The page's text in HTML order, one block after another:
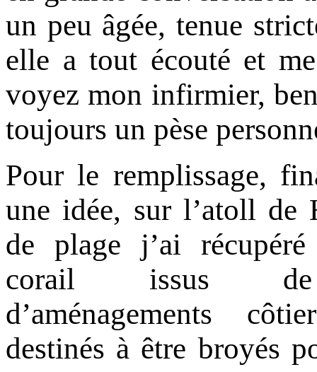
un peu âgée, tenue
elle a tout écouté et
voyez mon infirmier,
toujours un pèse
Pour le remplissage,
une idée, sur l’atoll de
de plage j’ai
corail issus
d’aménagements
destinés à être broyés